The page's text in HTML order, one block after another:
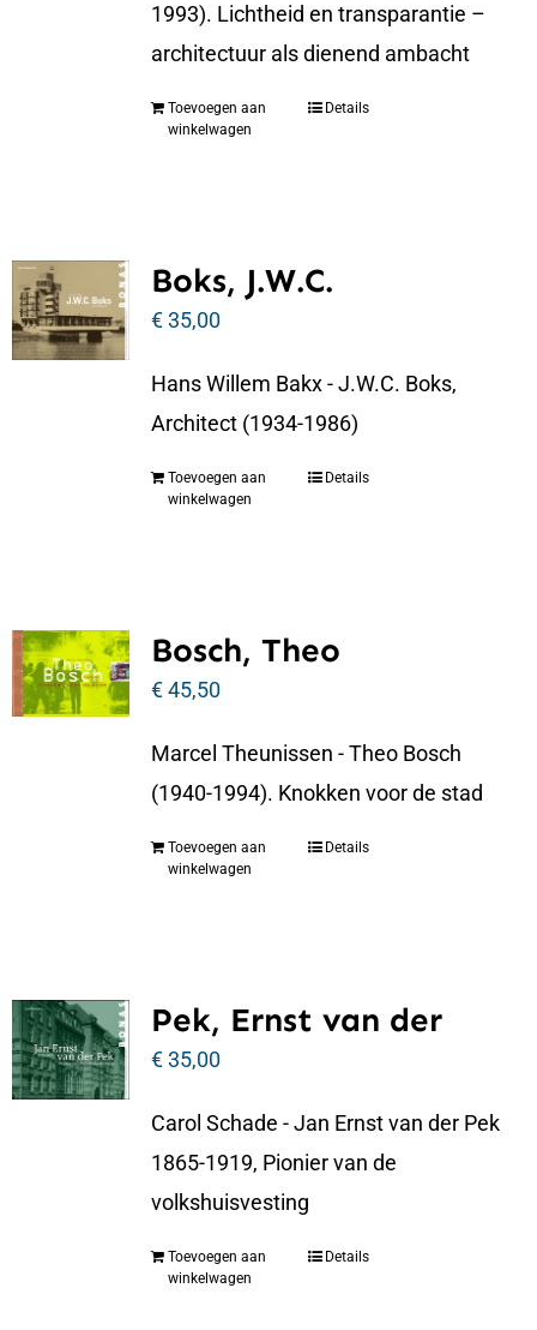
1993). Lichtheid en transparantie –
architectuur als dienend ambacht
Toevoegen aan
winkelwagen
Details
Boks, J.W.C.
€35,00
Hans Willem Bakx - J.W.C. Boks,
Architect (1934-1986)
Toevoegen aan
winkelwagen
Details
Bosch, Theo
€45,50
Marcel Theunissen - Theo Bosch
(1940-1994). Knokken voor de stad
Toevoegen aan
winkelwagen
Details
Pek, Ernst van der
€35,00
Carol Schade - Jan Ernst van der Pek
1865-1919, Pionier van de
volkshuisvesting
Toevoegen aan
winkelwagen
Details